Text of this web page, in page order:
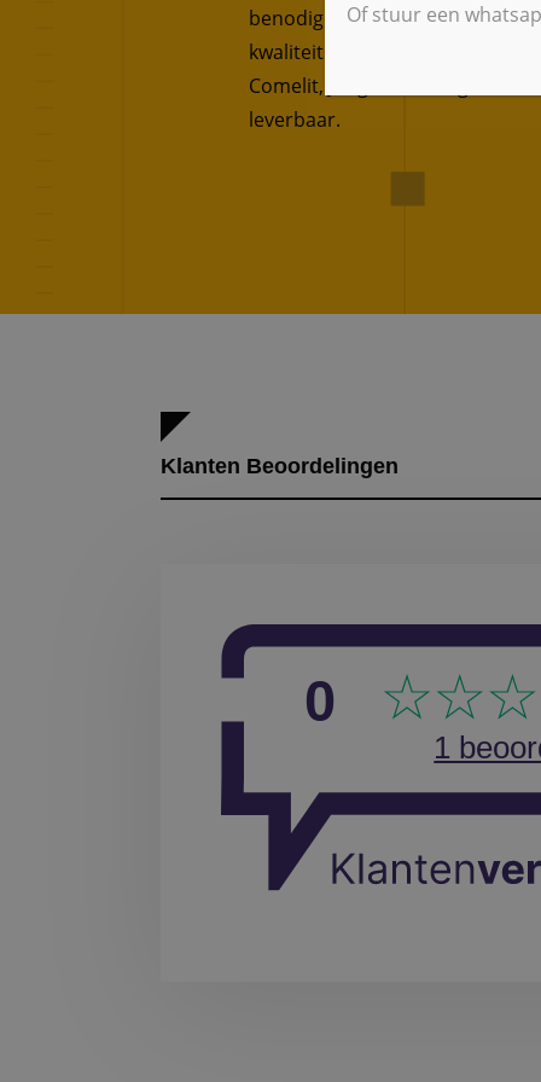
benodigd bouw- en
kwaliteitsleveranciers als Nefit,
Comelit, Jung, Etc en is
leverbaar.
Klanten Beoordelingen
Of stuur een